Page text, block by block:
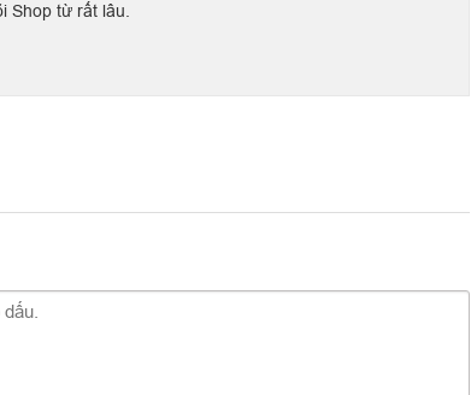
Shop từ rất lâu.